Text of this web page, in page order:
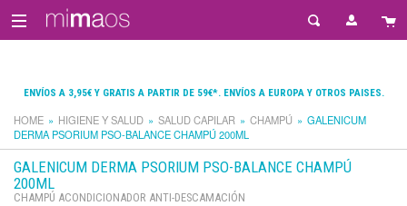
ENVÍOS A 3,95€ Y GRATIS A PARTIR DE 59€*. ENVÍOS A EUROPA Y OTROS PAISES.
HOME HIGIENE Y SALUD SALUD CAPILAR CHAMPÚ
GALENICUM
DERMA PSORIUM PSO-BALANCE CHAMPÚ 200ML
GALENICUM DERMA PSORIUM PSO-BALANCE CHAMPÚ
200ML
CHAMPÚ ACONDICIONADOR ANTI-DESCAMACIÓN